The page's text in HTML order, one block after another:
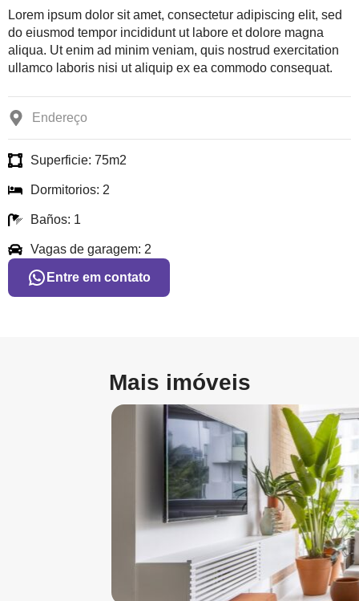
Lorem ipsum dolor sit amet, consectetur adipiscing elit, sed
do eiusmod tempor incididunt ut labore et dolore magna
aliqua. Ut enim ad minim veniam, quis nostrud exercitation
ullamco laboris nisi ut aliquip ex ea commodo consequat.
Endereço
Superficie: 75m2
Dormitorios: 2
Baños: 1
Vagas de garagem: 2
Entre em contato
Mais imóveis